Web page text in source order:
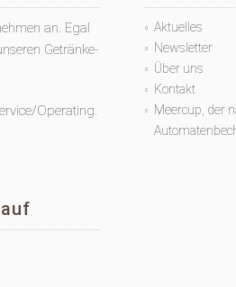
an. Egal
Getränke-
Operating.
Aktuelles
Newsletter
Über uns
Kontakt
Meercup, der